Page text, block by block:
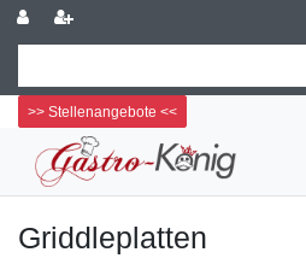
>> Stellenangebote <<
Griddleplatten